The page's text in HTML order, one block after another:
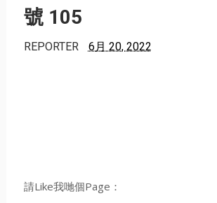
號 105
REPORTER 6月 20, 2022
請Like我哋個Page：